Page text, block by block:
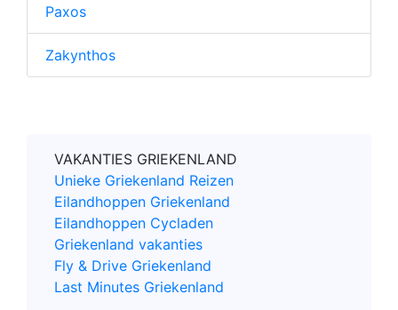
Paxos
Zakynthos
VAKANTIES GRIEKENLAND
Unieke Griekenland Reizen
Eilandhoppen Griekenland
Eilandhoppen Cycladen
Griekenland vakanties
Fly & Drive Griekenland
Last Minutes Griekenland